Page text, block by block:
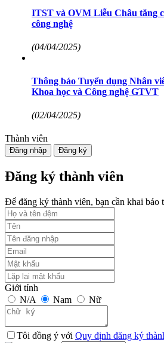
ITST và OVM Liễu Châu tăng
công nghệ
(04/04/2025)
Thông báo Tuyển dụng Nhân
Khoa học và Công nghệ GTVT
(02/04/2025)
Thành viên
Đăng nhập Đăng ký
Đăng ký thành viên
Để đăng ký thành viên, bạn cần khai báo
Giới tính
N/A
Nam Nữ
Tôi đồng ý với Quy định đăng ký